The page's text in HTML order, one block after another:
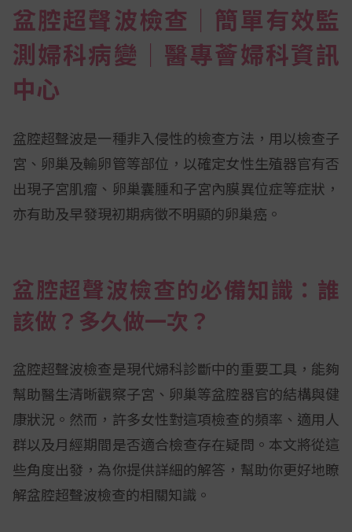
盆腔超聲波檢查│簡單有效監
測婦科病變│醫專薈婦科資訊
中心
盆腔超聲波是一種非入侵性的檢查方法，用以檢查子
宮、卵巢及輸卵管等部位，以確定女性生殖器官有否
出現子宮肌瘤、卵巢囊腫和子宮內膜異位症等症狀，
亦有助及早發現初期病徵不明顯的卵巢癌。
盆腔超聲波檢查的必備知識：誰
該做？多久做一次？
盆腔超聲波檢查是現代婦科診斷中的重要工具，能夠
幫助醫生清晰觀察子宮、卵巢等盆腔器官的結構與健
康狀況。然而，許多女性對這項檢查的頻率、適用人
群以及月經期間是否適合檢查存在疑問。本文將從這
些角度出發，為你提供詳細的解答，幫助你更好地瞭
解盆腔超聲波檢查的相關知識。